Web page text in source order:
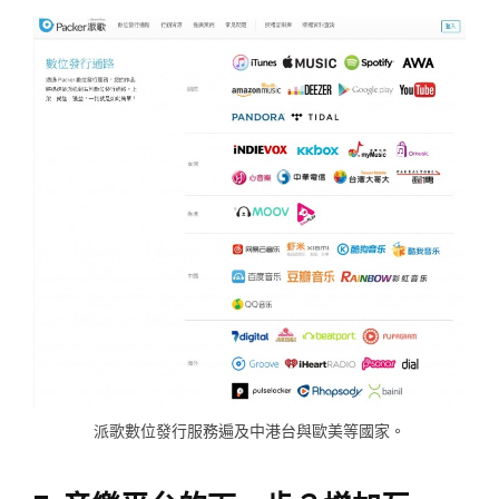
派歌數位發行服務遍及中港台與歐美等國家。